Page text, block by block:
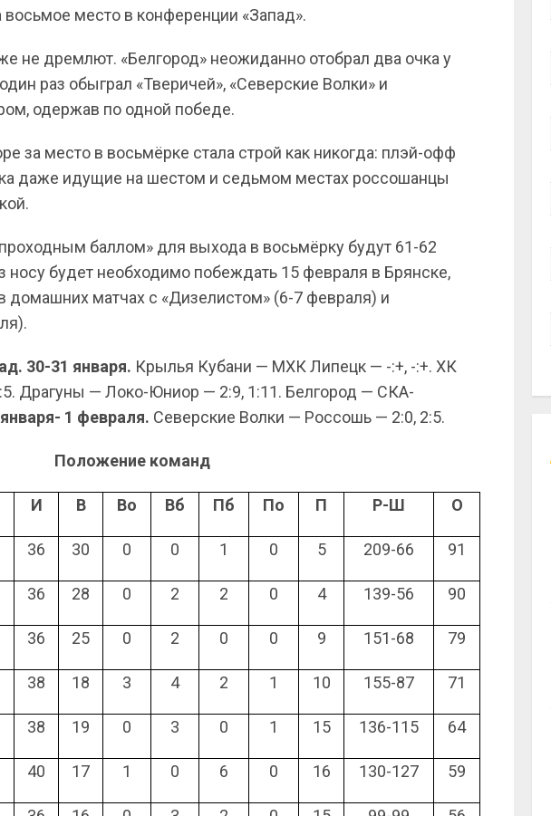
место в конференции «Запад».
не дремлют. «Белгород» неожиданно отобрал два очка у
раз обыграл «Тверичей», «Северские Волки» и
одержав по одной победе.
за место в восьмёрке стала строй как никогда: плэй-офф
даже идущие на шестом и седьмом местах россошанцы
баллом» для выхода в восьмёрку будут 61-62
носу будет необходимо побеждать 15 февраля в Брянске,
домашних матчах с «Дизелистом» (6-7 февраля) и
30-31 января. Крылья Кубани — МХК Липецк — -:+, -:+. ХК
Драгуны — Локо-Юниор — 2:9, 1:11. Белгород — СКА-
1 февраля. Северские Волки — Россошь — 2:0, 2:5.
Положение команд
И В Во Вб Пб По П Р-Ш О
36 30 0 0 1 0 5 209-66 91
36 28 0 2 2 0 4 139-56 90
36 25 0 2 0 0 9 151-68 79
38 18 3 4 2 1 10 155-87 71
38 19 0 3 0 1 15 136-115 64
40 17 1 0 6 0 16 130-127 59